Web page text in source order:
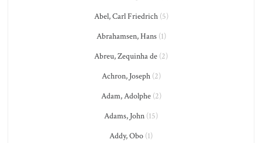
Abel, Carl Friedrich(5)
Abrahamsen, Hans(1)
Abreu, Zequinha de (2)
Achron, Joseph(2)
Adam, Adolphe(2)
Adams, John (15)
Addy, Obo (1)